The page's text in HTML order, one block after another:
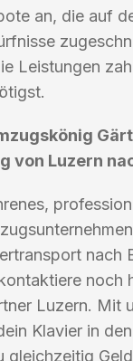
an, die auf
Leistungen
von Luzern
nach
noch
Luzern. Mit
Klavier in
gleichzeitig